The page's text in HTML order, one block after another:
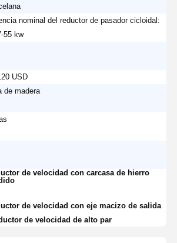
nominal del reductor de pasador cicloidal:
55 kw
USD
de madera
de velocidad con carcasa de hierro
de velocidad con eje macizo de salida
de velocidad de alto par